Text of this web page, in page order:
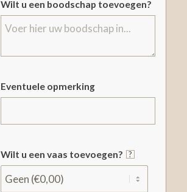
Wilt u een boodschap toevoegen?
Eventuele opmerking
Wilt u een vaas toevoegen? ?